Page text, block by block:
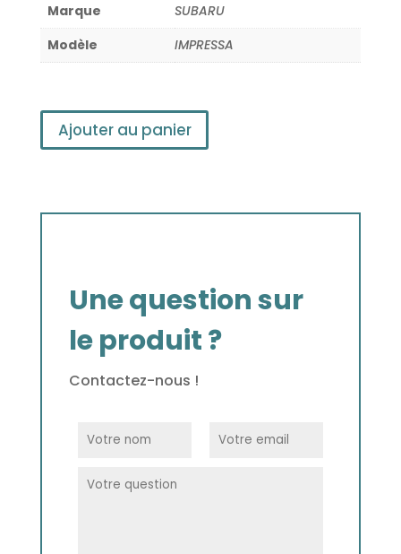
Marque
SUBARU
Modèle
IMPRESSA
Ajouter au panier
Une question sur
le produit ?
Contactez-nous !